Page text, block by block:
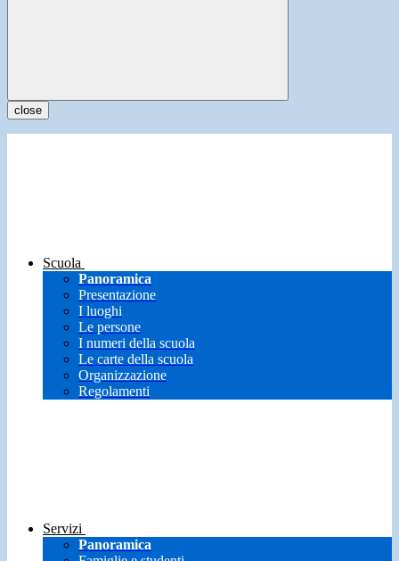
close
Scuola
Panoramica
Presentazione
I luoghi
Le persone
I numeri della scuola
Le carte della scuola
Organizzazione
Regolamenti
Servizi
Panoramica